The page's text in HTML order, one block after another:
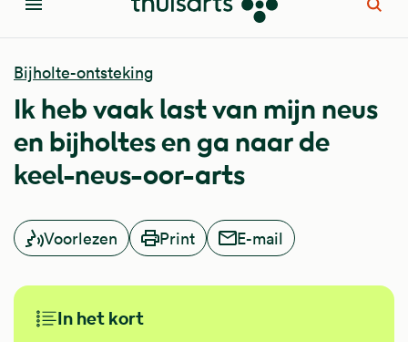
Menu
Bijholte-ontsteking
Ik heb vaak last van mijn neus
en bijholtes en ga naar de
keel-neus-oor-arts
Voorlezen Print E-mail
In het kort